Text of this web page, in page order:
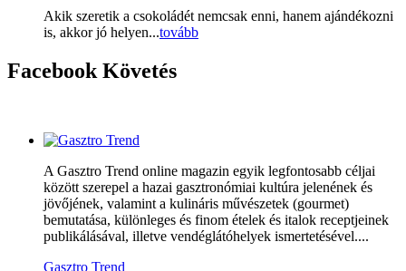
Akik szeretik a csokoládét nemcsak enni, hanem ajándékozni
is, akkor jó helyen...tovább
Facebook Követés
A Gasztro Trend online magazin egyik legfontosabb céljai
között szerepel a hazai gasztronómiai kultúra jelenének és
jövőjének, valamint a kulináris művészetek (gourmet)
bemutatása, különleges és finom ételek és italok receptjeinek
publikálásával, illetve vendéglátóhelyek ismertetésével....
Gasztro Trend